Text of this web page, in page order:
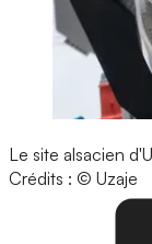
Le site alsacien
Crédits : © Uzaje